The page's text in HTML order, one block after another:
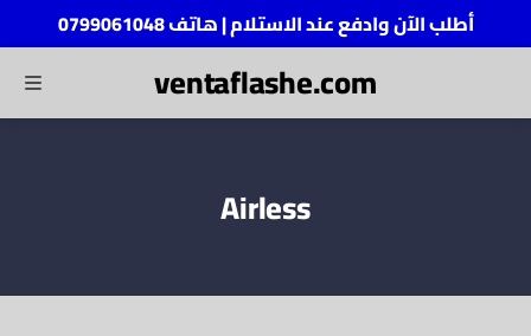
أطلب الآن وادفع عند الاستلام | هاتف 0799061048
MENU ventaflashe.com
Airless